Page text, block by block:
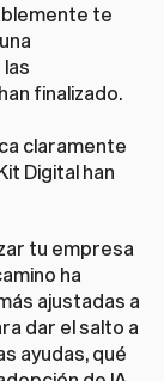
te
finalizado.
claramente
Digital han
tu empresa
ha
ajustadas a
dar el salto a
ayudas, qué